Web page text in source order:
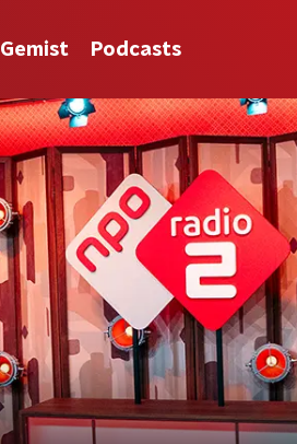
Gemist Podcasts